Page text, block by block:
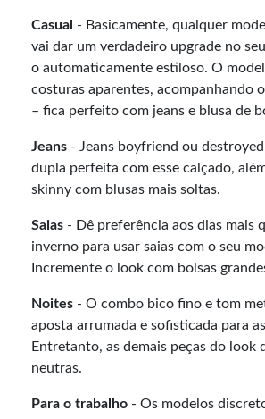
Casual - Basicamente, qualquer
vai dar um verdadeiro upgrade no
o automaticamente estiloso. O
costuras aparentes, acompanhando
– fica perfeito com jeans e blusa de
Jeans - Jeans boyfriend ou
dupla perfeita com esse calçado,
skinny com blusas mais soltas.
Saias - Dê preferência aos dias mais
inverno para usar saias com o seu
Incremente o look com bolsas
Noites - O combo bico fino e tom
aposta arrumada e sofisticada para
Entretanto, as demais peças do look
neutras.
Para o trabalho - Os modelos